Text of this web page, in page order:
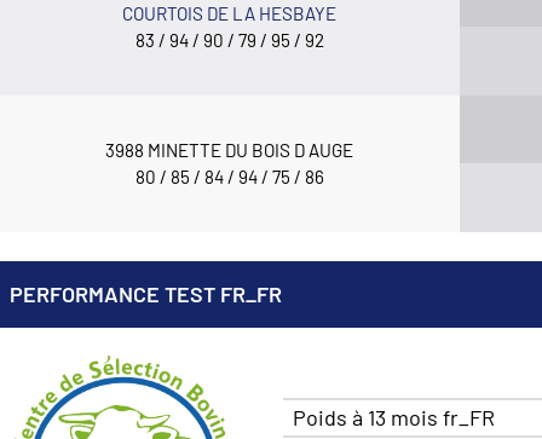
COURTOIS DE LA HESBAYE
83 / 94 / 90 / 79 / 95 / 92
3988 MINETTE DU BOIS D AUGE
80 / 85 / 84 / 94 / 75 / 86
PERFORMANCE TEST FR_FR
Poids à 13 mois fr_FR